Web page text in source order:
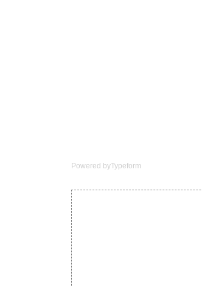
Powered byTypeform